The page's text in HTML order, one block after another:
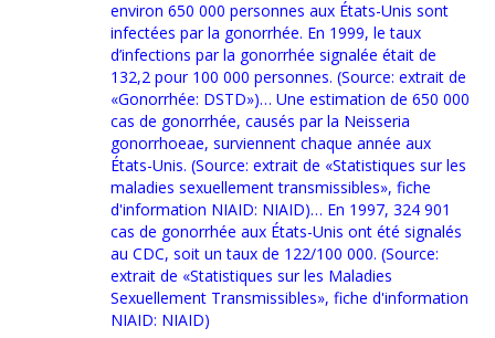
environ 650 000 personnes aux États-Unis sont
infectées par la gonorrhée. En 1999, le taux
d’infections par la gonorrhée signalée était de
132,2 pour 100 000 personnes. (Source: extrait de
«Gonorrhée: DSTD»)… Une estimation de 650 000
cas de gonorrhée, causés par la Neisseria
gonorrhoeae, surviennent chaque année aux
États-Unis. (Source: extrait de «Statistiques sur les
maladies sexuellement transmissibles», fiche
d'information NIAID: NIAID)… En 1997, 324 901
cas de gonorrhée aux États-Unis ont été signalés
au CDC, soit un taux de 122/100 000. (Source:
extrait de «Statistiques sur les Maladies
Sexuellement Transmissibles», fiche d'information
NIAID: NIAID)